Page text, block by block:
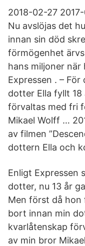
2018-02-27
Nu avslöjas det
innan sin död
förmögenhet
hans miljoner
Expressen . –
dotter Ella fyllt 18
förvaltas med fri
Mikael Wolff …
av filmen
dottern Ella och
Enligt Expressen
dotter, nu 13 år
Men först då hon
bort innan min
kvarlåtenskap
av min bror